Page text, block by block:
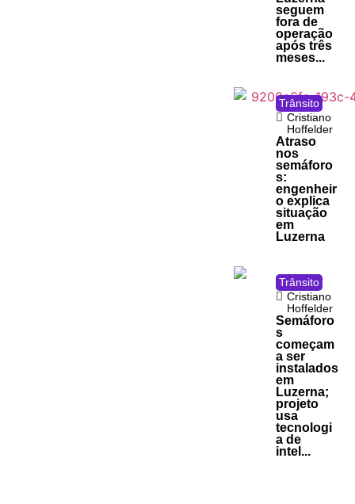
seguem
fora de
operação
após três
meses...
Trânsito
Cristiano
Hoffelder
Atraso
nos
semáforo
s:
engenheir
o explica
situação
em
Luzerna
Trânsito
Cristiano
Hoffelder
Semáforo
s
começam
a ser
instalados
em
Luzerna;
projeto
usa
tecnologi
a de
intel...